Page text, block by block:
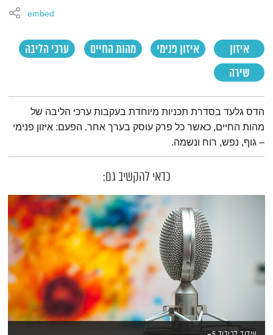
איזון איזון פנימי מהות החיים
ערכי הליבה
שירה
embed
תמצית הפודקאסט
הדס גלעד בסדרת תכניות מיוחדת בעקבות ערכי הליבה של
מהות החיים, כאשר כל פרק עוסק בערך אחר. הפעם: איזון פנימי
– גוף, נפש, רוח ונשמה.
כדאי להקשיב גם: